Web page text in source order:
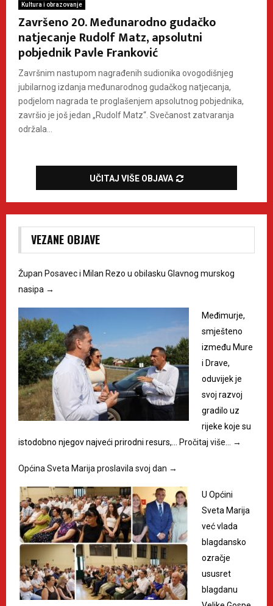
Kultura i obrazovanje
Završeno 20. Međunarodno gudačko
natjecanje Rudolf Matz, apsolutni
pobjednik Pavle Franković
Završnim nastupom nagrađenih sudionika ovogodišnjeg
jubilarnog izdanja međunarodnog gudačkog natjecanja,
podjelom nagrada te proglašenjem apsolutnog pobjednika,
završio je još jedan „Rudolf Matz“. Svečanost zatvaranja
održala...
UČITAJ VIŠE OBJAVA
VEZANE OBJAVE
Župan Posavec i Milan Rezo u obilasku Glavnog murskog
nasipa →
Međimurje,
smješteno
između Mure
i Drave,
oduvijek je
svoj razvoj
gradilo uz
rijeke koje su
istodobno njegov najveći prirodni resurs,…
Pročitaj više… →
Općina Sveta Marija proslavila svoj dan →
U Općini
Sveta Marija
već vlada
blagdansko
ozračje
ususret
blagdanu